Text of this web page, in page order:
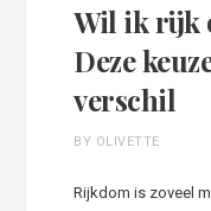
Wil ik rijk
Deze
verschil
BY OLIVETTE
Rijkdom is zoveel